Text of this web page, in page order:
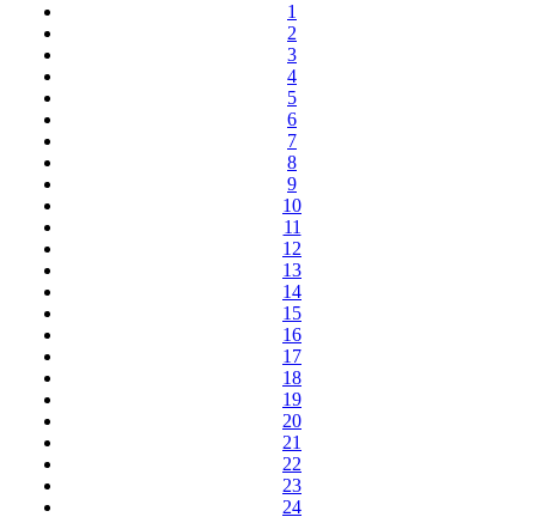
1
2
3
4
5
6
7
8
9
10
11
12
13
14
15
16
17
18
19
20
21
22
23
24